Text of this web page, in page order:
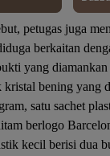
petugas juga
berkaitan
yang diamankan
kristal bening yang
satu sachet
berlogo
kecil berisi dua